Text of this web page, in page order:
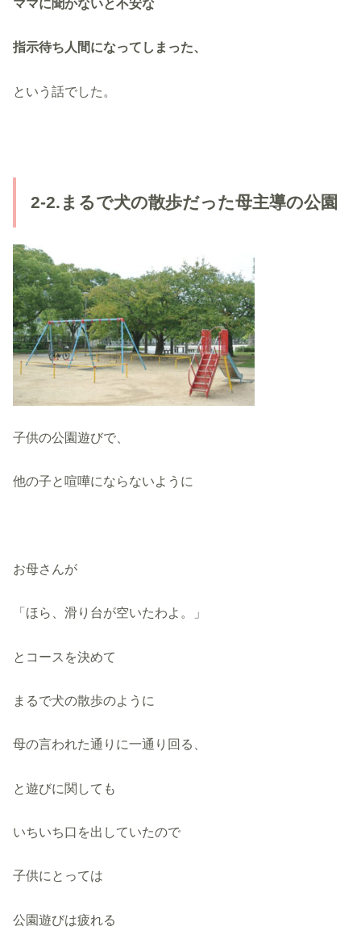
ママに聞かないと不安な
指示待ち人間になってしまった、
という話でした。
2-2.まるで犬の散歩だった母主導の公園
子供の公園遊びで、
他の子と喧嘩にならないように
お母さんが
「ほら、滑り台が空いたわよ。」
とコースを決めて
まるで犬の散歩のように
母の言われた通りに一通り回る、
と遊びに関しても
いちいち口を出していたので
子供にとっては
公園遊びは疲れる